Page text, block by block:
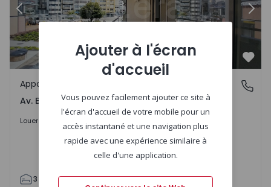
Précédent
Av. Boavista, Porto
Appartement
Av. Boavista, Porto
Louer 2.300 € /mois
3 2 132 142 2 3
Ajouter à l'écran
d'accueil
Vous pouvez facilement ajouter ce site à
l'écran d'accueil de votre mobile pour un
accès instantané et une navigation plus
rapide avec une expérience similaire à
celle d'une application.